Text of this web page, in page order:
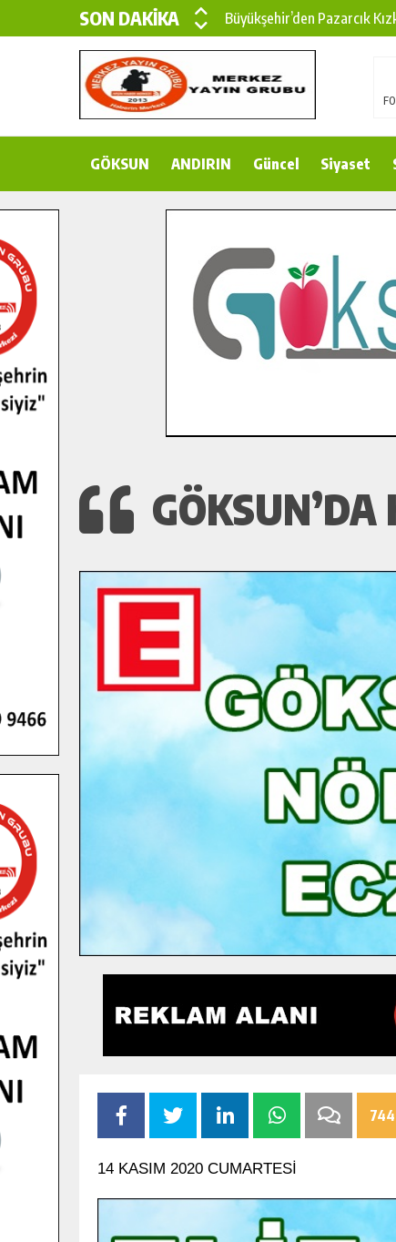
SON DAKİKA
Büyükşehir’den Pazarcık
Büyükşehir’den Pazarcık
Çin’den KSÜ’ye
Gençler Pusula Maraş
İlçe Jandarma Komutanı
Bertiz’in Yeni Köprüsünde
GÖKSUN ANDIRIN Güncel Siyaset
14 KASIM 2020 CUMARTESİ